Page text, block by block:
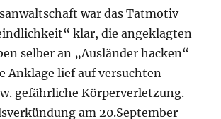
war das Tatmotiv
klar, die angeklagten
selber an „Ausländer hacken“
Anklage lief auf versuchten
gefährliche Körperverletzung.
am 20.September